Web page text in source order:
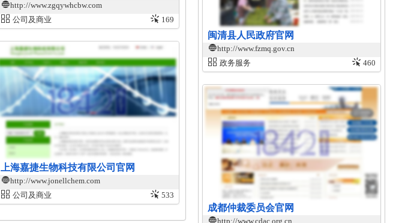
http://www.zgqywhcbw.com
公司及商业
169
上海嘉捷生物科技有限公司官网
http://www.jonellchem.com
公司及商业
533
闽清县人民政府官网
http://www.fzmq.gov.cn
政务服务
460
成都仲裁委员会官网
http://www.cdac.org.cn